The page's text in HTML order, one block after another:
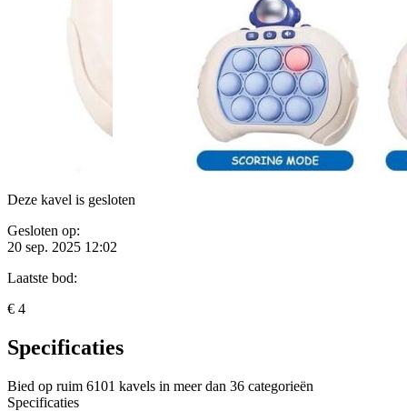
Deze kavel is gesloten
Gesloten op:
20 sep. 2025 12:02
Laatste bod:
€ 4
Specificaties
Bied op ruim 6101 kavels in meer dan 36 categorieën
Specificaties